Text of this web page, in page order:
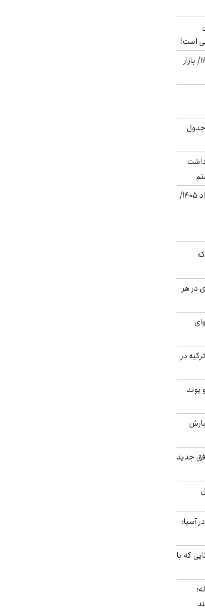
است!
پیش‌بینی بورس فردا شنبه ۱۷ مرداد ۱۴۰۵/ بازار
جدول
قیمت دلار در بازار آزاد امروز جمعه ۱۶ مرداد ۱۴۰۵/
در هر
در
پوند
جدید
آسیا؛
جنگنده اف-۱۵ آمریکایی که با
کودک ۹ ساله؛